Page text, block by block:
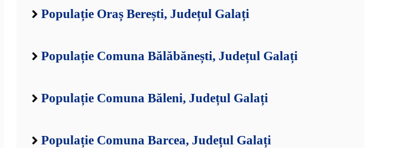
Populație Oraș Berești, Județul Galați
Populație Comuna Bălăbănești, Județul Galați
Populație Comuna Băleni, Județul Galați
Populație Comuna Barcea, Județul Galați